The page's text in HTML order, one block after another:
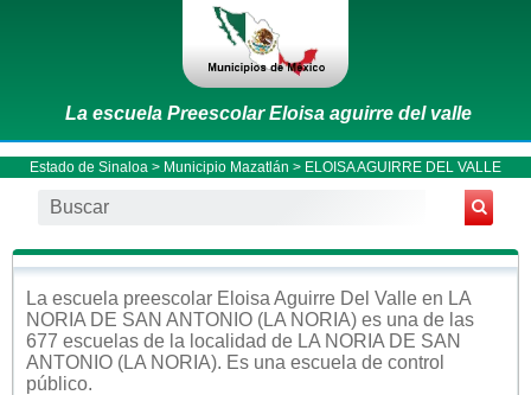
La escuela Preescolar Eloisa aguirre del valle
Estado de Sinaloa > Municipio Mazatlán > ELOISA AGUIRRE DEL VALLE
La escuela preescolar Eloisa Aguirre Del Valle en LA
NORIA DE SAN ANTONIO (LA NORIA) es una de las
677 escuelas de la localidad de LA NORIA DE SAN
ANTONIO (LA NORIA). Es una escuela de control
público.